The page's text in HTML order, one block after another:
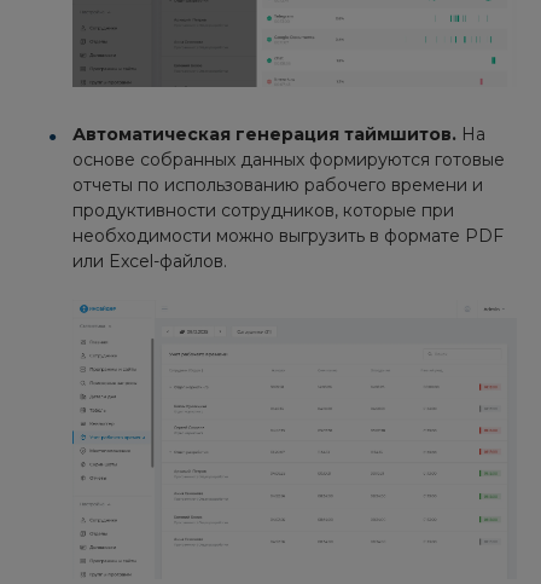
Автоматическая генерация таймшитов. На
основе собранных данных формируются готовые
отчеты по использованию рабочего времени и
продуктивности сотрудников, которые при
необходимости можно выгрузить в формате PDF
или Excel-файлов.